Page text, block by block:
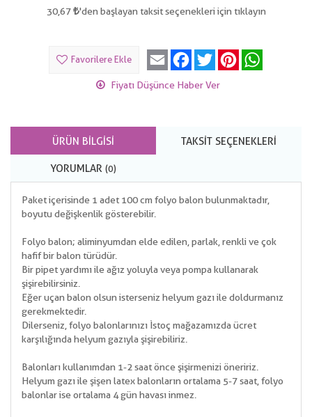
30,67 'den başlayan taksit seçenekleri için tıklayın
Favorilere Ekle Email Facebook
Twitter Pinterest
Fiyatı Düşünce Haber Ver
ÜRÜN BILGISI TAKSIT SEÇENEKLERI
YORUMLAR (0)
Paket içerisinde 1 adet 100 cm folyo balon bulunmaktadır,
boyutu değişkenlik gösterebilir.
Folyo balon; aliminyumdan elde edilen, parlak, renkli ve çok
hafif bir balon türüdür.
Bir pipet yardımı ile ağız yoluyla veya pompa kullanarak
şişirebilirsiniz.
Eğer uçan balon olsun isterseniz helyum gazı ile doldurmanız
gerekmektedir.
Dilerseniz, folyo balonlarınızı İstoç mağazamızda ücret
karşılığında helyum gazıyla şişirebiliriz.
Balonları kullanımdan 1-2 saat önce şişirmenizi öneririz.
Helyum gazı ile şişen latex balonların ortalama 5-7 saat, folyo
balonlar ise ortalama 4 gün havası inmez.